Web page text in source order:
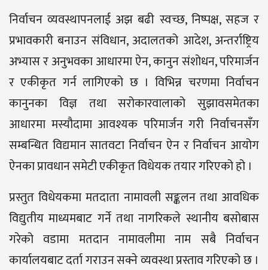
निर्वाचन व्यवस्थापनलाई अझ बढी स्वच्छ, निष्पक्ष, सहज र
प्रभावकारी बनाउन संविधान, अदालतको आदेश, अन्तर्राष्ट्रिय
अभ्यास र अनुभवका आधारमा ऐन, कानुन संशोधन, परिमार्जन
र एकीकृत गर्न लागिएको छ । विभिन्न चरणमा निर्वाचन
कानुनका विज्ञ तथा सरोकारवालाको सुझावसमेतका
आधारमा मस्यौदामा आवश्यक परिमार्जन गरी निर्वाचनसँग
सम्बन्धित विद्यमान सातवटा निर्वाचन ऐन र निर्वाचन आयोग
ऐनका प्रावधान समेटी एकीकृत विधेयक तयार गरिएको हो ।
प्रस्तुत विधेयकमा मतदाता नामावली सङ्कलन तथा आवधिक
विद्युतीय माध्यमबाट गर्ने तथा नागरिकले स्थानीय बसोबास
गरेको वडामा मतदान नामावलीमा नाम सबै निर्वाचन
कार्यालयबाट दर्ता गराउन सक्ने व्यवस्था प्रस्ताव गरिएको छ ।